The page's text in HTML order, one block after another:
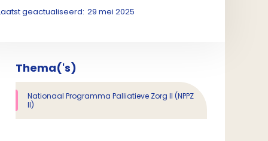
geactualiseerd: 29 mei 2025
Thema('s)
Nationaal Programma Palliatieve Zorg II (NPPZ
II)